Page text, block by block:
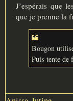
J’espérais que
que je prenne la
Bougon
Puis tente de